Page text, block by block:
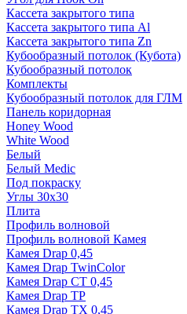
Кассета закрытого типа
Кассета закрытого типа Al
Кассета закрытого типа Zn
Кубообразный потолок (Кубота)
Кубообразный потолок
Комплекты
Кубообразный потолок для ГЛМ
Панель коридорная
Honey Wood
White Wood
Белый
Белый Medic
Под покраску
Углы 30х30
Плита
Профиль волновой
Профиль волновой Камея
Камея Drap 0,45
Камея Drap TwinColor
Камея Drap СТ 0,45
Камея Drap ТР
Камея Drap ТХ 0,45